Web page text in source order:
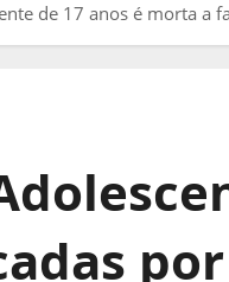
de 17 anos é morta